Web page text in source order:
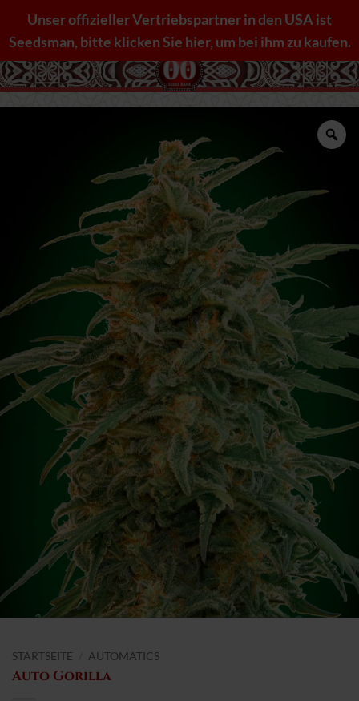
Inhalt
springen
STARTSEITE AUTOMATICS
Auto Gorilla
Unser offizieller Vertriebspartner in den USA ist
Seedsman, bitte klicken Sie hier, um bei ihm zu kaufen.